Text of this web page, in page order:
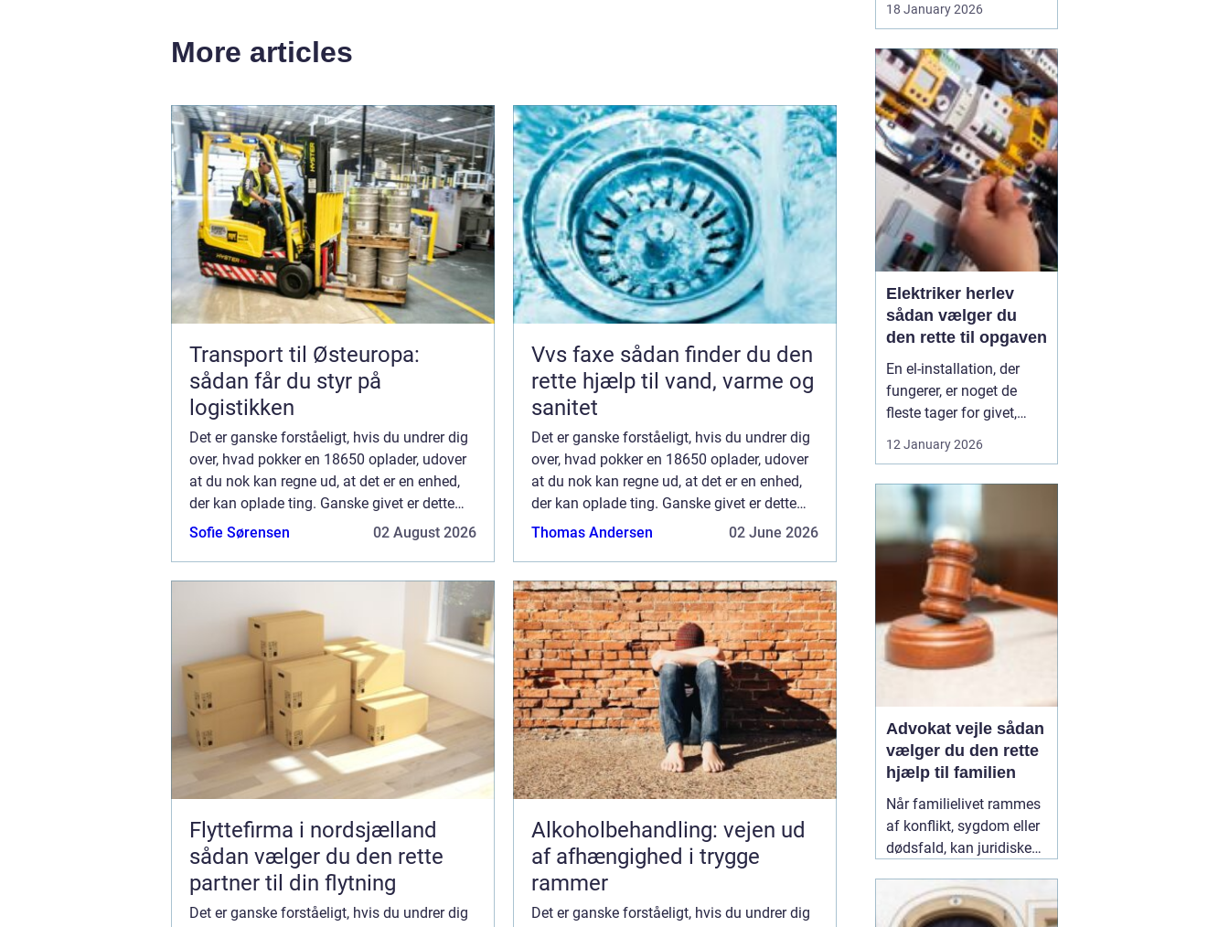
More articles
Transport til Østeuropa:
sådan får du styr på
logistikken
Det er ganske forståeligt, hvis du undrer dig
over, hvad pokker en 18650 oplader, udover
at du nok kan regne ud, at det er en enhed,
der kan oplade ting. Ganske givet er dette
korrekt, men nærmere betegnet, for at bruge
Sofie Sørensen 02 August 2026
Vvs faxe sådan finder du den
rette hjælp til vand, varme og
sanitet
Det er ganske forståeligt, hvis du undrer dig
over, hvad pokker en 18650 oplader, udover
at du nok kan regne ud, at det er en enhed,
der kan oplade ting. Ganske givet er dette
korrekt, men nærmere betegnet, for at bruge
Thomas Andersen 02 June 2026
Flyttefirma i nordsjælland
sådan vælger du den rette
partner til din flytning
Det er ganske forståeligt, hvis du undrer dig
Alkoholbehandling: vejen ud
af afhængighed i trygge
rammer
Det er ganske forståeligt, hvis du undrer dig
starter det med hygge,
at dæmpe uro og svære
følelser på. Langsomt
flytter alkoholen græns...
18 January 2026
Elektriker herlev
sådan vælger du
den rette til opgaven
En el-installation, der
fungerer, er noget de
fleste tager for givet,
eller en stikkontakt bliver
problemer, kan det
hurtigt blive både utrygt
og dyrt, hvis der ikke
reageres rigtigt. Derfor
giver ...
12 January 2026
Advokat vejle sådan
vælger du den rette
hjælp til familien
Når familielivet rammes
af konflikt, sygdom eller
dødsfald, kan juridiske
sig store. Mange oplever,
at de både skal håndtere